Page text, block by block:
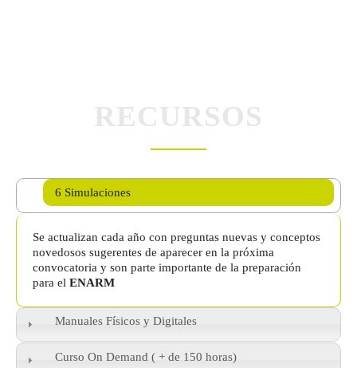
RECURSOS
6 Simulaciones
Se actualizan cada año con preguntas nuevas y conceptos
novedosos sugerentes de aparecer en la próxima
convocatoria y son parte importante de la preparación
para el ENARM
Manuales Físicos y Digitales
Curso On Demand ( + de 150 horas)